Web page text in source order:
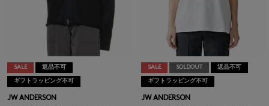
SALE 返品不可
ギフトラッピング不可
JW ANDERSON
SALE SOLDOUT 返品不可
ギフトラッピング不可
JW ANDERSON